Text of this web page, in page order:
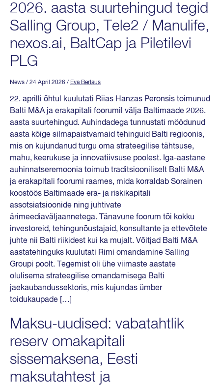
2026. aasta suurtehingud tegid
Salling Group, Tele2 / Manulife,
nexos.ai, BaltCap ja Piletilevi
PLG
News / 24 April 2026 / Eva Berlaus
22. aprilli õhtul kuulutati Riias Hanzas Peronsis toimunud
Balti M&A ja erakapitali foorumil välja Baltimaade 2026.
aasta suurtehingud. Auhindadega tunnustati möödunud
aasta kõige silmapaistvamaid tehinguid Balti regioonis,
mis on kujundanud turgu oma strateegilise tähtsuse,
mahu, keerukuse ja innovatiivsuse poolest. Iga-aastane
auhinnatseremoonia toimub traditsiooniliselt Balti M&A
ja erakapitali foorumi raames, mida korraldab Sorainen
koostöös Baltimaade era- ja riskikapitali
assotsiatsioonide ning juhtivate
ärimeediaväljaannetega. Tänavune foorum tõi kokku
investoreid, tehingunõustajaid, konsultante ja ettevõtete
juhte nii Balti riikidest kui ka mujalt. Võitjad Balti M&A
aastatehinguks kuulutati Rimi omandamine Salling
Groupi poolt. Tegemist oli ühe viimaste aastate
olulisema strateegilise omandamisega Balti
jaekaubandussektoris, mis kujundas ümber
toidukaupade […]
Maksu-uudised: vabatahtlik
reserv omakapitali
sissemaksena, Eesti
maksutahtest ja